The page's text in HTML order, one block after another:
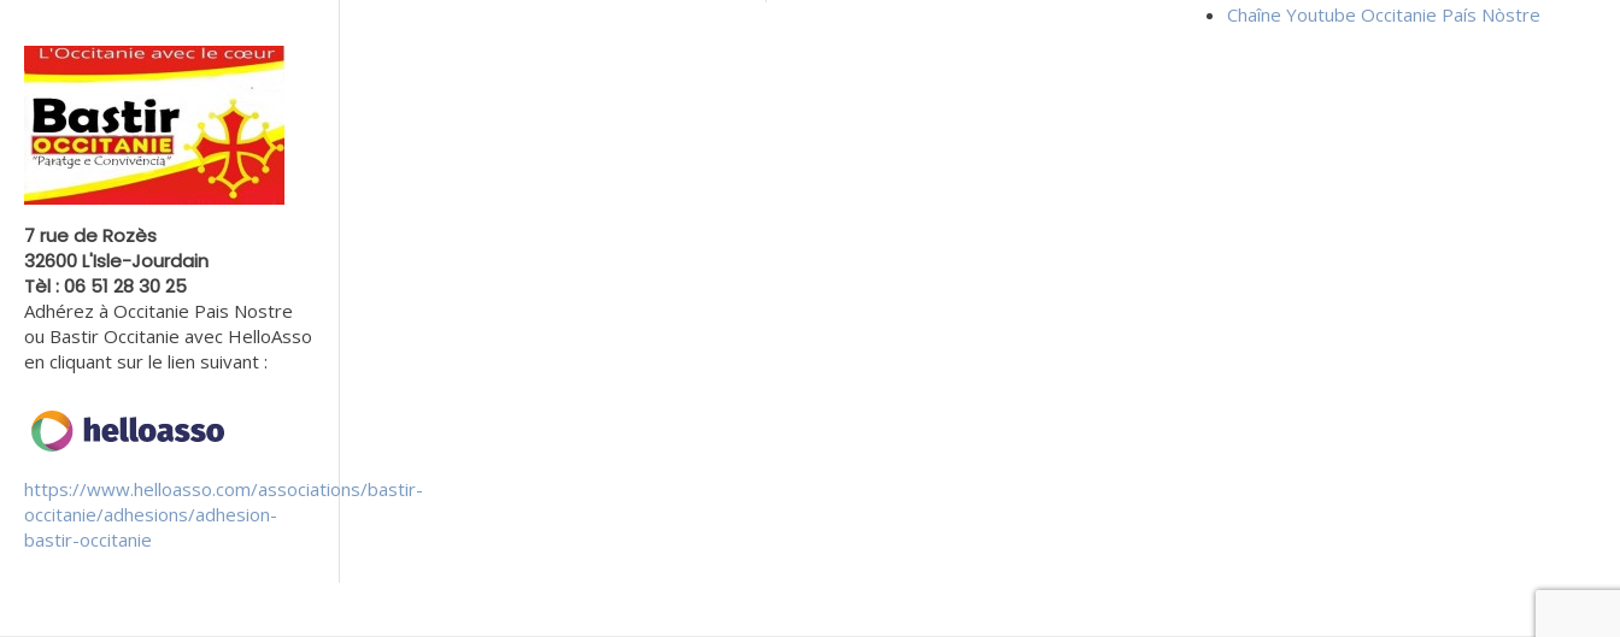
7 rue de Rozès
32600 L'Isle-Jourdain
Tèl : 06 51 28 30 25
Adhérez à Occitanie Pais Nostre
ou Bastir Occitanie avec HelloAsso
en cliquant sur le lien suivant :
https://www.helloasso.com/associations/bastir-
occitanie/adhesions/adhesion-
bastir-occitanie
Chaîne Youtube Occitanie País Nòstre